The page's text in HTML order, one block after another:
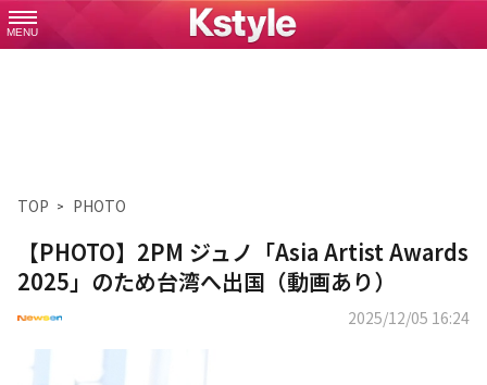
MENU
TOP PHOTO
【PHOTO】2PM ジュノ「Asia Artist Awards
2025」のため台湾へ出国（動画あり）
2025/12/05 16:24